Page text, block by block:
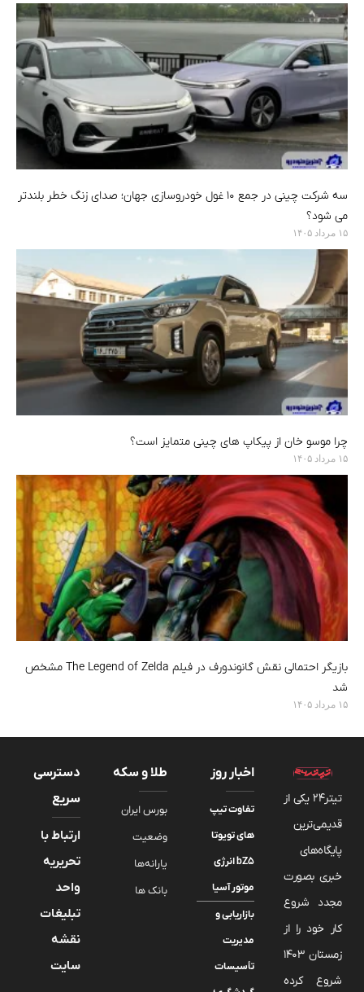
سه شرکت چینی در جمع ۱۰ غول خودروسازی جهان؛ صدای زنگ خطر بلندتر
می شود؟
۱۵ مرداد ۱۴۰۵
چرا موسو خان از پیکاپ های چینی متمایز است؟
۱۵ مرداد ۱۴۰۵
بازیگر احتمالی نقش گانوندورف در فیلم The Legend of Zelda مشخص
شد
۱۵ مرداد ۱۴۰۵
تیتر24 یکی از
قدیمی‌ترین
پایگاه‌های
خبری بصورت
مجدد شروع
کار خود را از
زمستان 1403
شروع کرده
اخبار روز
تفاوت تیپ
های تویوتا
bZ5 انرژی
موتور آسیا
بازاریابی و
مدیریت
تأسیسات
طلا و سکه
بورس ایران
وضعیت
یارانه‌ها
بانک ها
دسترسی
سریع
ارتباط با
تحریریه
واحد
تبلیغات
نقشه
سایت